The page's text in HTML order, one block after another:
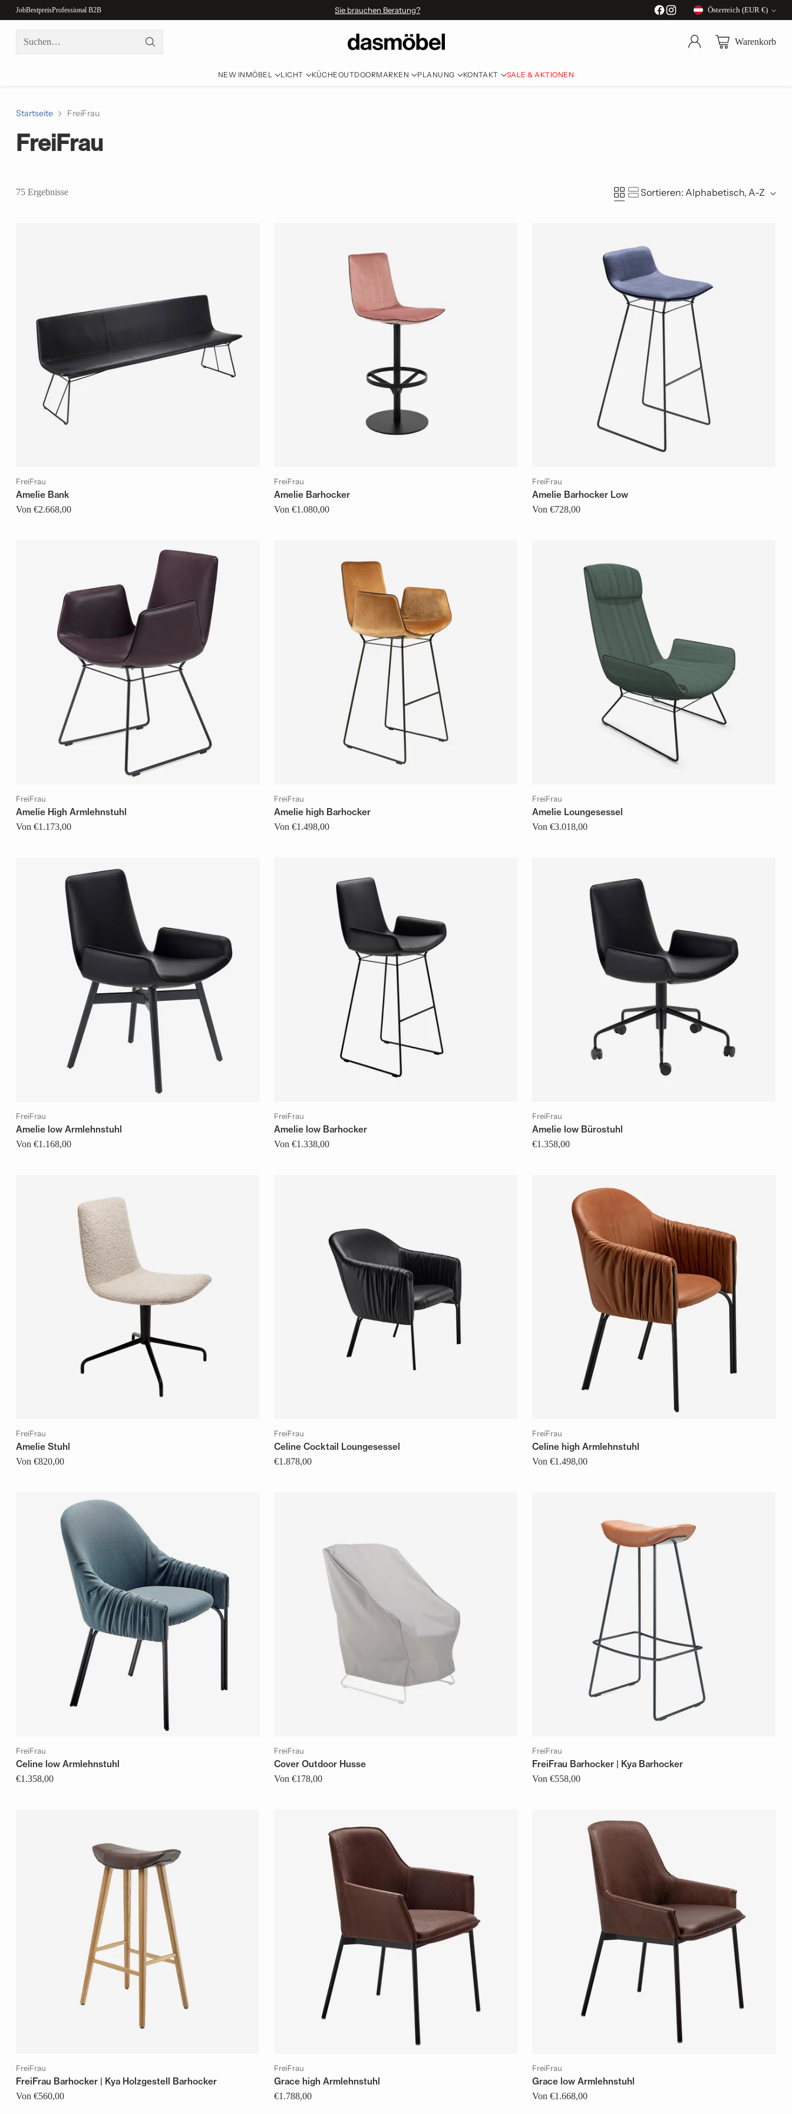
JobBestpreisProfessional B2B Sie brauchen Beratung?
Währung
Österreich (EUR €)
Suchen… Warenkorb
NEW IN MÖBEL LICHT KÜCHEOUTDOORMARKEN PLANUNG KONTAKT SALE & AKTIONEN
Startseite FreiFrau
FreiFrau
75 Ergebnisse Sortieren: Alphabetisch, A-Z
FreiFrau
Amelie Bank
Von €2.668,00
FreiFrau
Amelie Barhocker
Von €1.080,00
FreiFrau
Amelie Barhocker Low
Von €728,00
FreiFrau
Amelie High Armlehnstuhl
Von €1.173,00
FreiFrau
Amelie high Barhocker
Von €1.498,00
FreiFrau
Amelie Loungesessel
Von €3.018,00
FreiFrau
Amelie low Armlehnstuhl
Von €1.168,00
FreiFrau
Amelie low Barhocker
Von €1.338,00
FreiFrau
Amelie low Bürostuhl
€1.358,00
FreiFrau
Amelie Stuhl
Von €820,00
FreiFrau
Celine Cocktail Loungesessel
€1.878,00
FreiFrau
Celine high Armlehnstuhl
Von €1.498,00
FreiFrau
Celine low Armlehnstuhl
€1.358,00
FreiFrau
Cover Outdoor Husse
Von €178,00
FreiFrau
FreiFrau Barhocker | Kya Barhocker
Von €558,00
FreiFrau
FreiFrau Barhocker | Kya Holzgestell Barhocker
Von €560,00
FreiFrau
Grace high Armlehnstuhl
€1.788,00
FreiFrau
Grace low Armlehnstuhl
Von €1.668,00